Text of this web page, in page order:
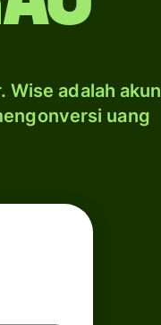
Wise adalah akun
uang